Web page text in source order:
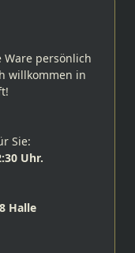
persönlich
willkommen in
Sie:
Uhr.
Halle